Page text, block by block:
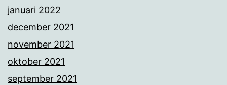
januari 2022
december 2021
november 2021
oktober 2021
september 2021